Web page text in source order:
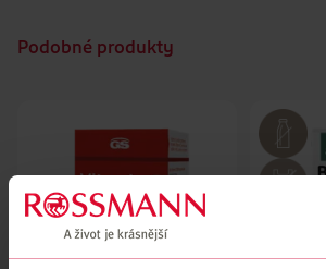
Podobné produkty